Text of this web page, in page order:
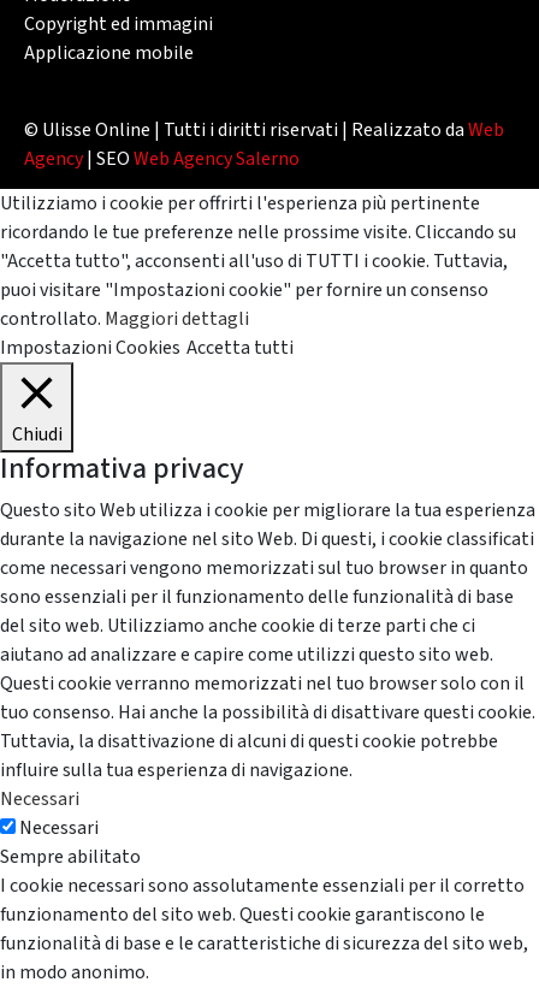
Copyright ed immagini
Applicazione mobile
© Ulisse Online | Tutti i diritti riservati | Realizzato daWeb
Agency| SEOWeb Agency Salerno
Utilizziamo i cookie per offrirti l'esperienza più pertinente
ricordando le tue preferenze nelle prossime visite. Cliccando su
"Accetta tutto", acconsenti all'uso di TUTTI i cookie. Tuttavia,
puoi visitare "Impostazioni cookie" per fornire un consenso
controllato. Maggiori dettagli
Impostazioni Cookies Accetta tutti
Chiudi
Informativa privacy
Questo sito Web utilizza i cookie per migliorare la tua esperienza
durante la navigazione nel sito Web. Di questi, i cookie classificati
come necessari vengono memorizzati sul tuo browser in quanto
sono essenziali per il funzionamento delle funzionalità di base
del sito web. Utilizziamo anche cookie di terze parti che ci
aiutano ad analizzare e capire come utilizzi questo sito web.
Questi cookie verranno memorizzati nel tuo browser solo con il
tuo consenso. Hai anche la possibilità di disattivare questi cookie.
Tuttavia, la disattivazione di alcuni di questi cookie potrebbe
influire sulla tua esperienza di navigazione.
Necessari
Necessari
Sempre abilitato
I cookie necessari sono assolutamente essenziali per il corretto
funzionamento del sito web. Questi cookie garantiscono le
funzionalità di base e le caratteristiche di sicurezza del sito web,
in modo anonimo.